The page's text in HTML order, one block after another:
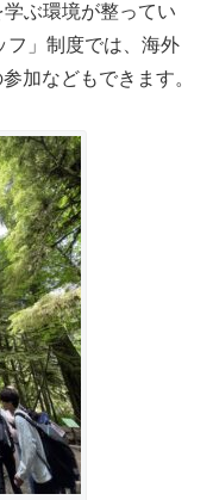
ぶ環境が整ってい
フ」制度では、海外
加などもできます。